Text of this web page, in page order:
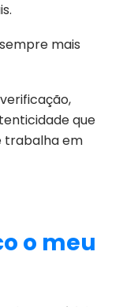
mais
que
trabalha em
o meu